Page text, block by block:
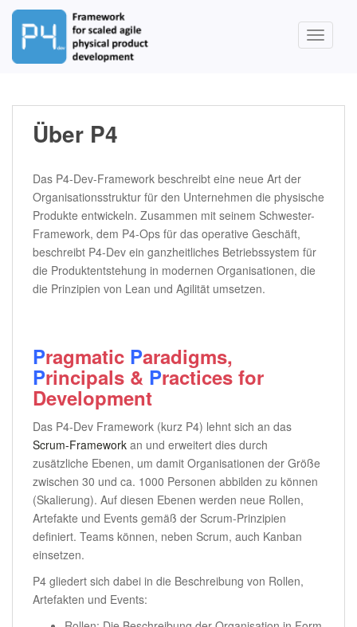
Über P4
Das P4-Dev-Framework beschreibt eine neue Art der
Organisationsstruktur für den Unternehmen die physische
Produkte entwickeln. Zusammen mit seinem Schwester-
Framework, dem P4-Ops für das operative Geschäft,
beschreibt P4-Dev ein ganzheitliches Betriebssystem für
die Produktentstehung in modernen Organisationen, die
die Prinzipien von Lean und Agilität umsetzen.
Pragmatic Paradigms,
Principals & Practices for
Development
Das P4-Dev Framework (kurz P4) lehnt sich an das
Scrum-Framework an und erweitert dies durch
zusätzliche Ebenen, um damit Organisationen der Größe
zwischen 30 und ca. 1000 Personen abbilden zu können
(Skalierung). Auf diesen Ebenen werden neue Rollen,
Artefakte und Events gemäß der Scrum-Prinzipien
definiert. Teams können, neben Scrum, auch Kanban
einsetzen.
P4 gliedert sich dabei in die Beschreibung von Rollen,
Artefakten und Events: